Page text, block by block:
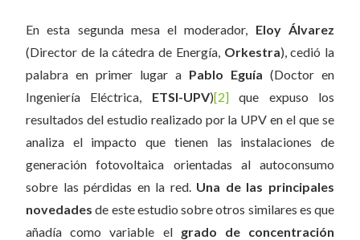
En esta segunda mesa el moderador, Eloy Álvarez
(Director de la cátedra de Energía, Orkestra), cedió la
palabra en primer lugar a Pablo Eguía (Doctor en
Ingeniería Eléctrica,
ETSI-UPV)[2]que expuso los
resultados del estudio realizado por la UPV en el que se
analiza el impacto que tienen las instalaciones de
generación fotovoltaica orientadas al autoconsumo
sobre las pérdidas en la red. Una de las principales
novedades de este estudio sobre otros similares es que
añadía como variable el grado de concentración